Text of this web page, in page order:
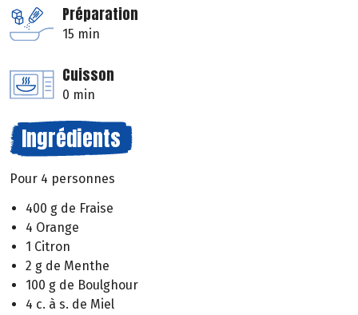
Préparation
15 min
Cuisson
0 min
Ingrédients
Pour 4 personnes
400 g de Fraise
4 Orange
1 Citron
2 g de Menthe
100 g de Boulghour
4 c. à s. de Miel